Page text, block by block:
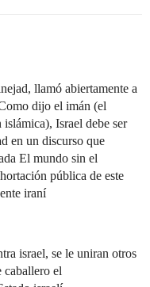
llamó abiertamente a
dijo el imán (el
Israel debe ser
en un discurso que
El mundo sin el
pública de este
iraní
israel, se le uniran otros
caballero el